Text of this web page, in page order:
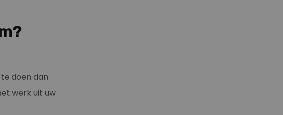
doen dan
werk uit uw